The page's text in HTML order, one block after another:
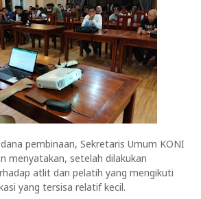
pembinaan, Sekretaris Umum KONI
menyatakan, setelah dilakukan
atlit dan pelatih yang mengikuti
yang tersisa relatif kecil.